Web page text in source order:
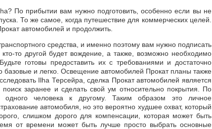
По прибытии вам нужно подготовить, особенно если вы не
То же самое, когда путешествие для коммерческих целей.
автомобилей и продолжить.
средства, и именно поэтому вам нужно подписать
то другой будет вождение, а также, возможно необходимо
готовы предоставить их с требованиями и достаточно
базовые и легко. Освещение автомобилей Прокат планы также
Ilha Терсейра, сделка Прокат автомобилей является
заранее и сделать свой ум относительно покрытия. По
человека к другому. Таким образом это личное
автомобиля, но это вероятно худшее охват, который
слишком дорого для компенсации, которая может быть
от времени может быть лучше просто выбрать основные